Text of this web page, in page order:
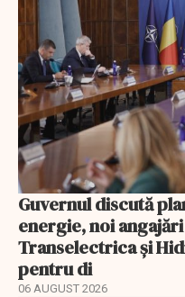
Guvernul discută
energie, noi
Transelectrica și
pentru di
06 AUGUST 2026